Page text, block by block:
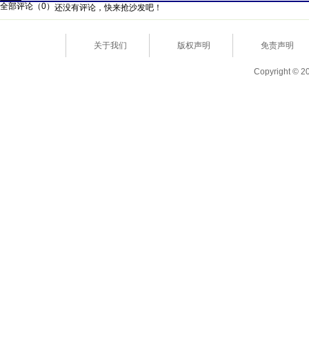
全部评论（0） 还没有评论，快来抢沙发吧！
关于我们 版权声明 免责声明
Copyright ©